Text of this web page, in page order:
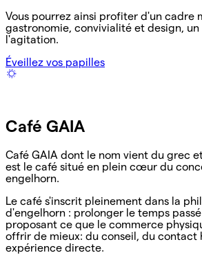
Vous pourrez ainsi profiter d'un cadre
gastronomie, convivialité et design,
l'agitation.
Éveillez vos papilles
Café GAIA
Café GAIA dont le nom vient du grec
est le café situé en plein cœur du
engelhorn.
Le café s'inscrit pleinement dans la
d'engelhorn : prolonger le temps
proposant ce que le commerce
offrir de mieux: du conseil, du contact
expérience directe.